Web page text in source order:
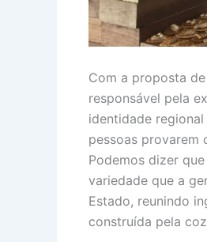
Com a proposta
responsável pela
identidade
pessoas provarem
Podemos dizer
variedade que a
Estado, reunindo
construída pela